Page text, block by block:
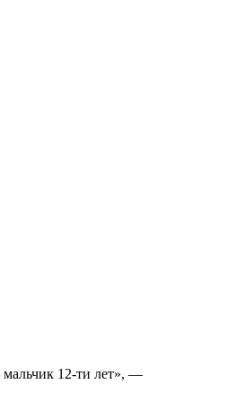
мальчик 12-ти лет», —